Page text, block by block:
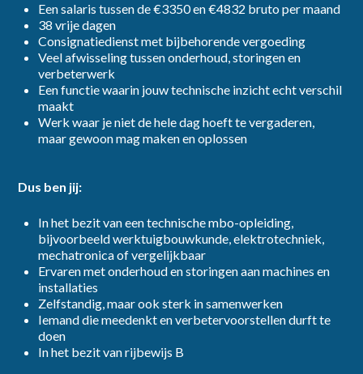
Een salaris tussen de €3350 en €4832 bruto per maand
38 vrije dagen
Consignatiedienst met bijbehorende vergoeding
Veel afwisseling tussen onderhoud, storingen en
verbeterwerk
Een functie waarin jouw technische inzicht echt verschil
maakt
Werk waar je niet de hele dag hoeft te vergaderen,
maar gewoon mag maken en oplossen
Dus ben jij:
In het bezit van een technische mbo-opleiding,
bijvoorbeeld werktuigbouwkunde, elektrotechniek,
mechatronica of vergelijkbaar
Ervaren met onderhoud en storingen aan machines en
installaties
Zelfstandig, maar ook sterk in samenwerken
Iemand die meedenkt en verbetervoorstellen durft te
doen
In het bezit van rijbewijs B